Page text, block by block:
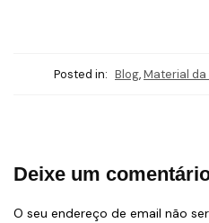
Posted in: Blog,Material
Deixe um
O seu endereço de email não